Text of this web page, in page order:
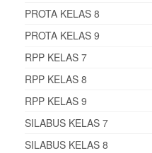
PROTA KELAS 8
PROTA KELAS 9
RPP KELAS 7
RPP KELAS 8
RPP KELAS 9
SILABUS KELAS 7
SILABUS KELAS 8